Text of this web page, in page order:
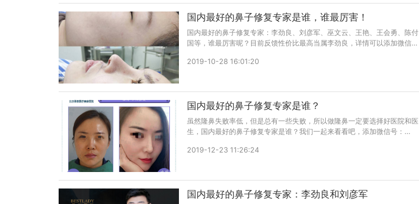
国内最好的鼻子修复专家是谁，谁最厉害！
国内最好的鼻子修复专家：李劲良、刘彦军、巫文云、王艳、王会勇、陈付
国等，谁最厉害呢？目前反馈性价比最高当属李劲良，详情可以添加微信
2019-10-28 16:01:20
国内最好的鼻子修复专家是谁？
虽然隆鼻失败率低，但是总有一些失败，所以做隆鼻一定要选择好医院和医
生，国内最好的鼻子修复专家是谁？我们一起来看看吧，添加微信号：
2019-12-23 11:26:24
国内最好的鼻子修复专家：李劲良和刘彦军